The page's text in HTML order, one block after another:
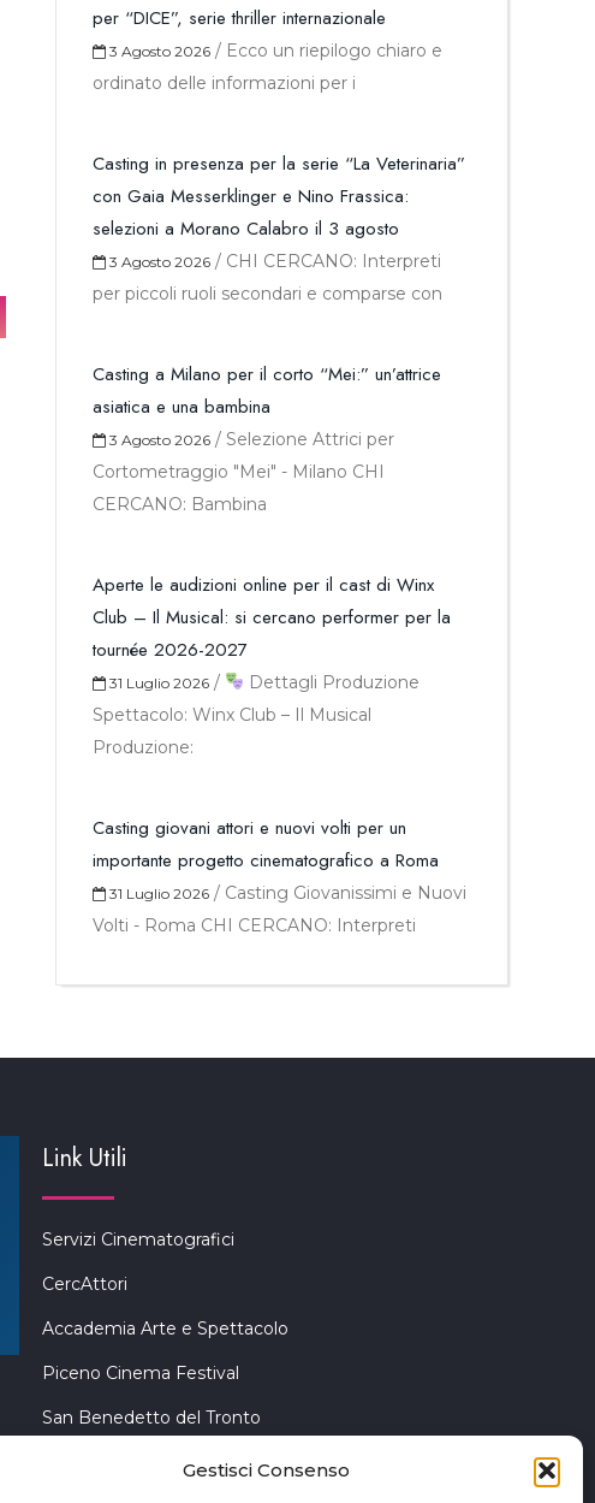
Gestisci Consenso
per “DICE”, serie thriller internazionale
3 Agosto 2026 / Ecco un riepilogo chiaro e
ordinato delle informazioni per i
Casting in presenza per la serie “La Veterinaria”
con Gaia Messerklinger e Nino Frassica:
selezioni a Morano Calabro il 3 agosto
3 Agosto 2026 / CHI CERCANO: Interpreti
per piccoli ruoli secondari e comparse con
Casting a Milano per il corto “Mei:” un’attrice
asiatica e una bambina
3 Agosto 2026 / Selezione Attrici per
Cortometraggio "Mei" - Milano CHI
CERCANO: Bambina
Aperte le audizioni online per il cast di Winx
Club – Il Musical: si cercano performer per la
tournée 2026-2027
31 Luglio 2026 /
Dettagli Produzione
Spettacolo: Winx Club – Il Musical
Produzione:
Casting giovani attori e nuovi volti per un
importante progetto cinematografico a Roma
31 Luglio 2026 / Casting Giovanissimi e Nuovi
Volti - Roma CHI CERCANO: Interpreti
Link Utili
Servizi Cinematografici
CercAttori
Accademia Arte e Spettacolo
Piceno Cinema Festival
San Benedetto del Tronto